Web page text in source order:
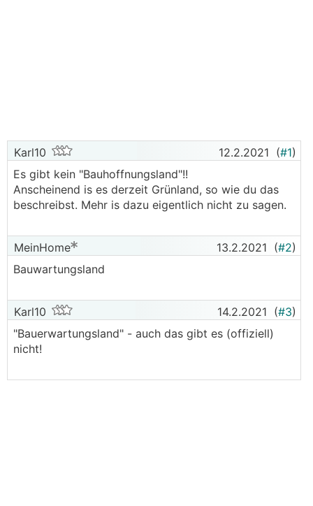
Karl10 12.2.2021 (#1)
Es gibt kein "Bauhoffnungsland"!!
Anscheinend is es derzeit Grünland, so wie du das
beschreibst. Mehr is dazu eigentlich nicht zu sagen.
MeinHome 13.2.2021 (#2)
Bauwartungsland
Karl10 14.2.2021 (#3)
"Bauerwartungsland" - auch das gibt es (offiziell)
nicht!